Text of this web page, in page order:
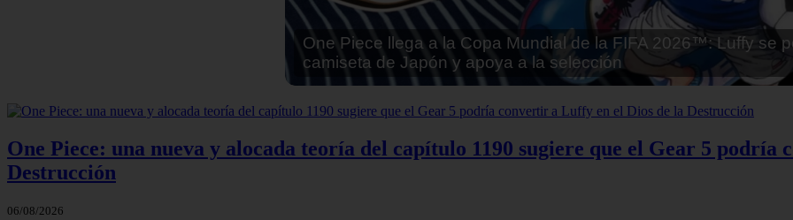
One Piece: una nueva y alocada teoría del capítulo 1190 sugiere que el Gear 5
Destrucción
06/08/2026